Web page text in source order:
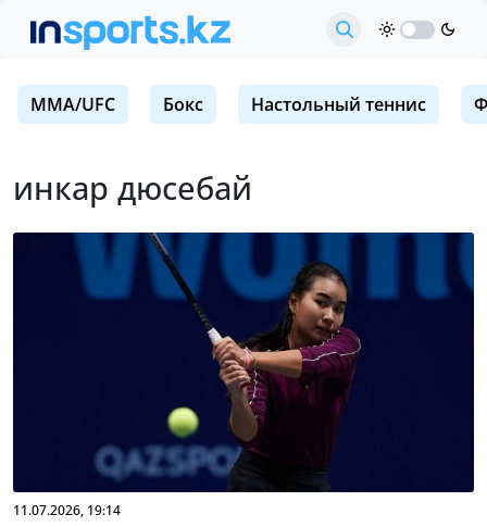
MMA/UFC Бокс Настольный теннис
инкар дюсебай
11.07.2026, 19:14